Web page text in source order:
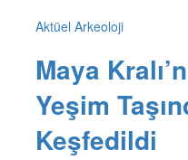
Aktüel Arkeoloji
Maya
Yeşim
Keşfedildi